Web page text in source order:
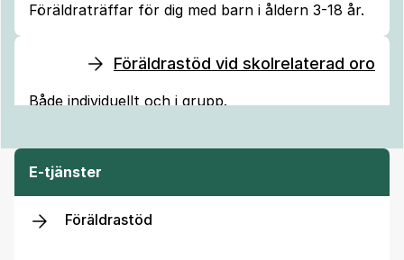
Föräldraträffar för dig med barn i åldern 3-18 år.
Föräldrastöd vid skolrelaterad oro
Både individuellt och i grupp.
E-tjänster
Föräldrastöd